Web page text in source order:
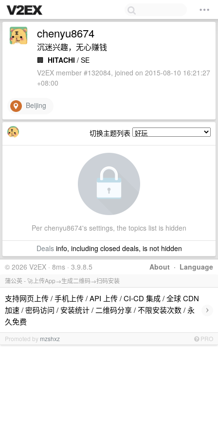
chenyu8674
沉迷兴趣，无心赚钱
🏢 HITACHI / SE
V2EX member #132084, joined on 2015-08-10 16:21:27
+08:00
Beijing
切换主题列表
Per chenyu8674's settings, the topics list is hidden
Dealsinfo, including closed deals, is not hidden
About · Language
© 2026 V2EX · 8ms · 3.9.8.5
蒲公英 - 🚀上传App→生成二维码→扫码安装
支持网页上传 / 手机上传 / API 上传 / CI-CD 集成 / 全球 CDN
加速 / 密码访问 / 安装统计 / 二维码分享 / 不限安装次数 / 永
久免费
›
Promoted by mzshxz PRO